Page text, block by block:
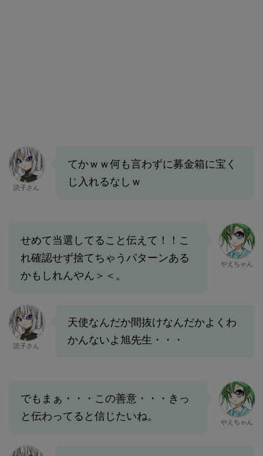
読子さん
てかｗｗ何も言わずに募金箱に宝く
じ入れるなしｗ
せめて当選してること伝えて！！こ
れ確認せず捨てちゃうパターンある
かもしれんやん＞＜。
やえちゃん
読子さん
天使なんだか間抜けなんだかよくわ
かんないよ旭先生・・・
でもまぁ・・・この善意・・・きっ
と伝わってると信じたいね。
やえちゃん